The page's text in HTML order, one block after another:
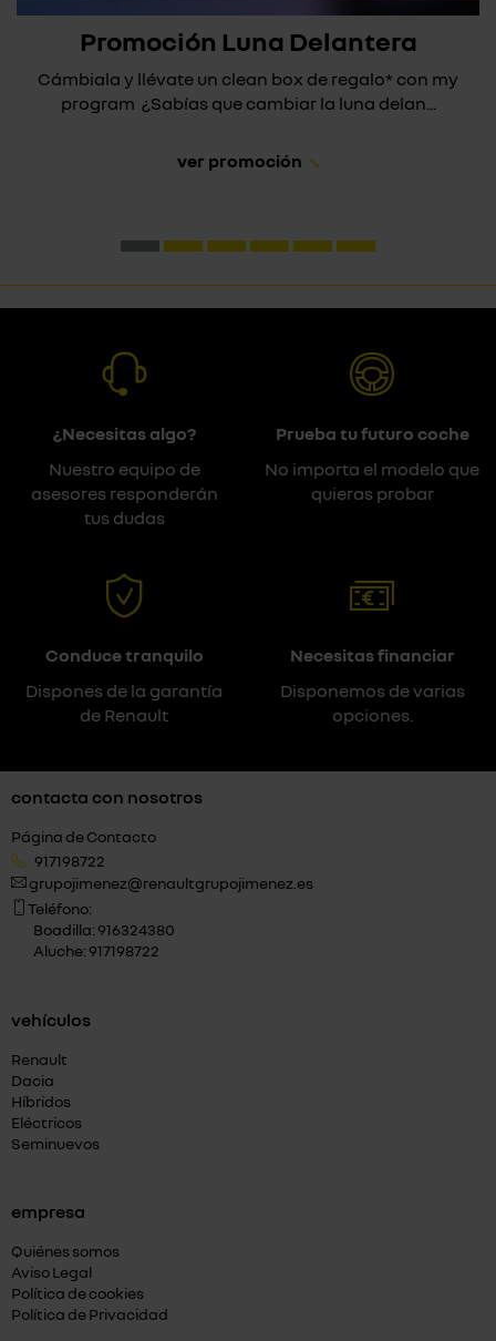
Promoción Luna Delantera
Cámbiala y llévate un clean box de regalo* con my
program ¿Sabías que cambiar la luna delan...
ver promoción
¿Necesitas algo?
Nuestro equipo de
asesores responderán
tus dudas
Prueba tu futuro coche
No importa el modelo que
quieras probar
Conduce tranquilo
Dispones de la garantía
de Renault
Necesitas financiar
Disponemos de varias
opciones.
contacta con nosotros
Página de Contacto
917198722
grupojimenez@renaultgrupojimenez.es
Teléfono:
Boadilla: 916324380
Aluche: 917198722
vehículos
Renault
Dacia
Híbridos
Eléctricos
Seminuevos
empresa
Quiénes somos
Aviso Legal
Política de cookies
Política de Privacidad